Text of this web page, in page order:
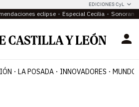
EDICIONES CyL
eclipse Especial Cecilia
LA POSADA INNOVADORES MUNDO